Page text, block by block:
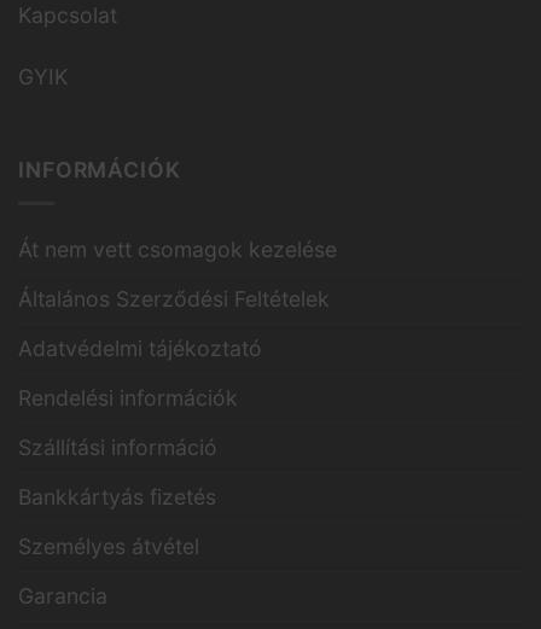
Kapcsolat
GYIK
INFORMÁCIÓK
Át nem vett csomagok kezelése
Általános Szerződési Feltételek
Adatvédelmi tájékoztató
Rendelési információk
Szállítási információ
Bankkártyás fizetés
Személyes átvétel
Garancia